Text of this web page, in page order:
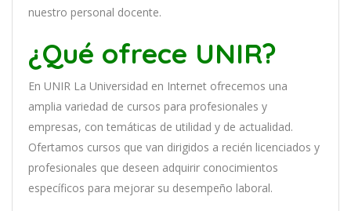
nuestro personal docente.
¿Qué ofrece UNIR?
En UNIR La Universidad en Internet ofrecemos una
amplia variedad de cursos para profesionales y
empresas, con temáticas de utilidad y de actualidad.
Ofertamos cursos que van dirigidos a recién licenciados y
profesionales que deseen adquirir conocimientos
específicos para mejorar su desempeño laboral.